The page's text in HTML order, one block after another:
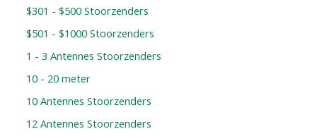
$301 - $500 Stoorzenders
$501 - $1000 Stoorzenders
1 - 3 Antennes Stoorzenders
10 - 20 meter
10 Antennes Stoorzenders
12 Antennes Stoorzenders